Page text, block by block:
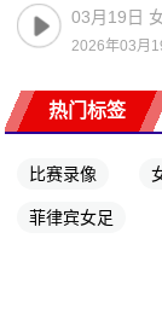
2026年03月
热门标签
比赛录像
菲律宾女足